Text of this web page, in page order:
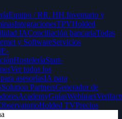
Equipo / RR. HH.Inventario y
IntegracionesTPVHolded
IAConciliación bancariaTodas
y SoftwareServicios
E-
HosteleríaStart-
Ver todos los
asesoríasIA para
Solution PartnersGenerador de
AcademyGuíasWebinars
Holded TVPrecios